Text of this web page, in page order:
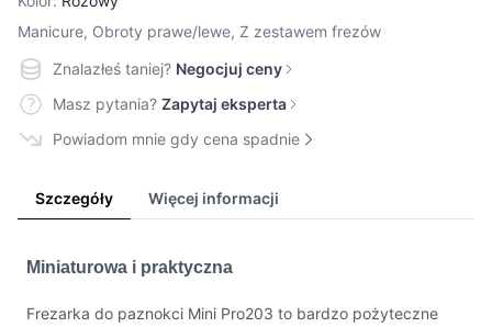
Manicure, Obroty prawe/lewe, Z zestawem frezów
Znalazłeś taniej? Negocjuj ceny
Masz pytania? Zapytaj eksperta
Powiadom mnie gdy cena spadnie
Szczegóły Więcej informacji
Miniaturowa i praktyczna
Frezarka do paznokci Mini Pro203 to bardzo pożyteczne